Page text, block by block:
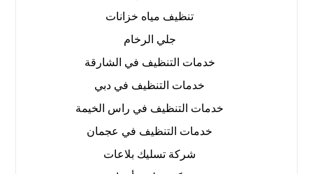
تنظيف مياه خزانات
جلي الرخام
خدمات التنظيف في الشارقة
خدمات التنظيف في دبي
خدمات التنظيف في راس الخيمة
خدمات التنظيف في عجمان
شركة تسليك بلاعات